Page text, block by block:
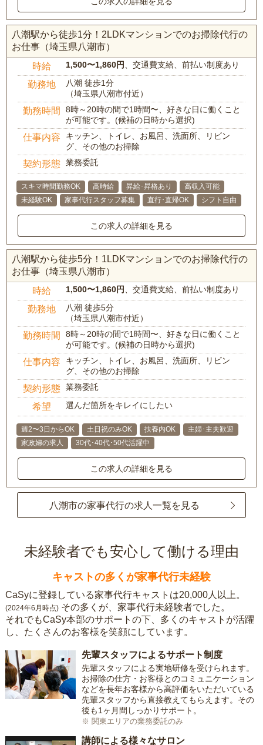
八潮駅から徒歩1分！2LDKマンションでのお掃除代行の
お仕事（埼玉県八潮市）
時給 1,500〜1,860円 、交通費支給、前払い制度あり
勤務地
八潮 徒歩1分
（埼玉県八潮市付近）
勤務時間
8時～20時の間で1時間〜、好きな日に働くこと
が可能です。(候補の日時から選択)
仕事内容
キッチン、トイレ、お風呂、洗面所、リビン
グ、その他のお掃除
契約形態 業務委託
スキマ時間勤務OK 高時給 昇給･昇格あり
高収入可能
未経験OK
家事代行スタッフ募集 直行･直帰OK シフト自由
この求人の詳細を見る
八潮駅から徒歩5分！1LDKマンションでのお掃除代行の
お仕事（埼玉県八潮市）
時給 1,500〜1,860円 、交通費支給、前払い制度あり
勤務地
八潮 徒歩5分
（埼玉県八潮市付近）
勤務時間
8時～20時の間で1時間〜、好きな日に働くこと
が可能です。(候補の日時から選択)
仕事内容
キッチン、トイレ、お風呂、洗面所、リビン
グ、その他のお掃除
契約形態 業務委託
希望 選んだ箇所をキレイにしたい
週2〜3日からOK 土日祝のみOK 扶養内OK
主婦･主夫歓迎
家政婦の求人
30代･40代･50代活躍中
この求人の詳細を見る
八潮市の家事代行の求人一覧を見る
未経験者でも安心して働ける理由
キャストの多くが家事代行未経験
CaSyに登録している家事代行キャストは20,000人以上。
(2024年6月時点) その多くが、家事代行未経験者でした。
それでもCaSy本部のサポートの下、多くのキャストが活躍
し、たくさんのお客様を笑顔にしています。
先輩スタッフによるサポート制度
先輩スタッフによる実地研修を受けられます。
お掃除の仕方・お客様とのコミュニケーション
などを長年お客様から高評価をいただいている
先輩スタッフから直接教えてもらえます。その
後も1ヶ月間しっかりサポート。
※ 関東エリアの業務委託のみ
講師による様々なサロン